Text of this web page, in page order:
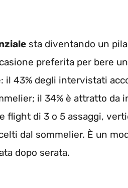
sta diventando un
preferita per bere
43% degli intervistati
il 34% è attratto da
flight di 3 o 5 assaggi,
dal sommelier. È un
dopo serata.